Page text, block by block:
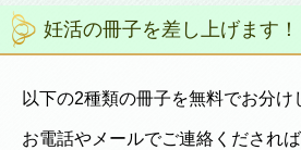
妊活の冊子を差し上げます！
以下の2種類の冊子を無料でお分け
お電話やメールでご連絡くだされば